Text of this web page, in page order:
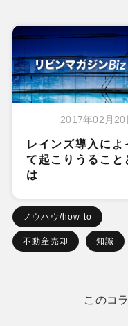
2017年02月20
レインズ導入によ
て起こりうること
は
ノウハウ/how to
不動産売却 知識
このコ